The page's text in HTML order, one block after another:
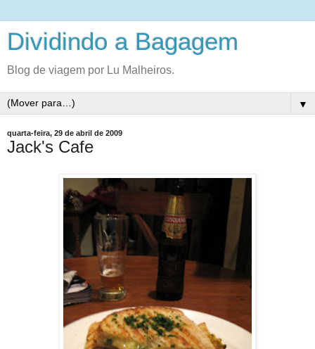
Dividindo a Bagagem
Blog de viagem por Lu Malheiros.
▼
quarta-feira, 29 de abril de 2009
Jack's Cafe